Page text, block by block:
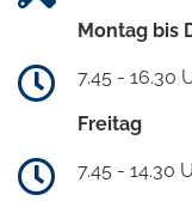
Montag bis
7.45 - 16.30
Freitag
7.45 - 14.30